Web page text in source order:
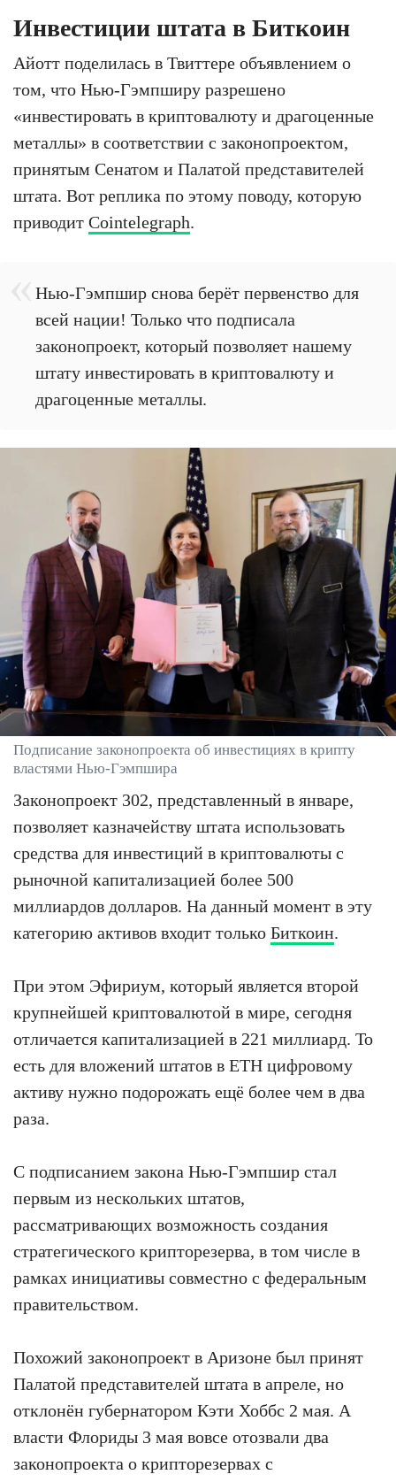
Инвестиции штата в Биткоин
Айотт поделилась в Твиттере объявлением о
том, что Нью-Гэмпширу разрешено
«инвестировать в криптовалюту и драгоценные
металлы» в соответствии с законопроектом,
принятым Сенатом и Палатой представителей
штата. Вот реплика по этому поводу, которую
приводит Cointelegraph.
Нью-Гэмпшир снова берёт первенство для
всей нации! Только что подписала
законопроект, который позволяет нашему
штату инвестировать в криптовалюту и
драгоценные металлы.
Подписание законопроекта об инвестициях в крипту
властями Нью-Гэмпшира
Законопроект 302, представленный в январе,
позволяет казначейству штата использовать
средства для инвестиций в криптовалюты с
рыночной капитализацией более 500
миллиардов долларов. На данный момент в эту
категорию активов входит только Биткоин.
При этом Эфириум, который является второй
крупнейшей криптовалютой в мире, сегодня
отличается капитализацией в 221 миллиард. То
есть для вложений штатов в ETH цифровому
активу нужно подорожать ещё более чем в два
раза.
С подписанием закона Нью-Гэмпшир стал
первым из нескольких штатов,
рассматривающих возможность создания
стратегического крипторезерва, в том числе в
рамках инициативы совместно с федеральным
правительством.
Похожий законопроект в Аризоне был принят
Палатой представителей штата в апреле, но
отклонён губернатором Кэти Хоббс 2 мая. А
власти Флориды 3 мая вовсе отозвали два
законопроекта о крипторезервах с